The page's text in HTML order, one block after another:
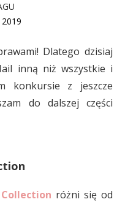
Dlatego dzisiaj
inną niż wszystkie i
konkursie z jeszcze
do dalszej części
różni się od